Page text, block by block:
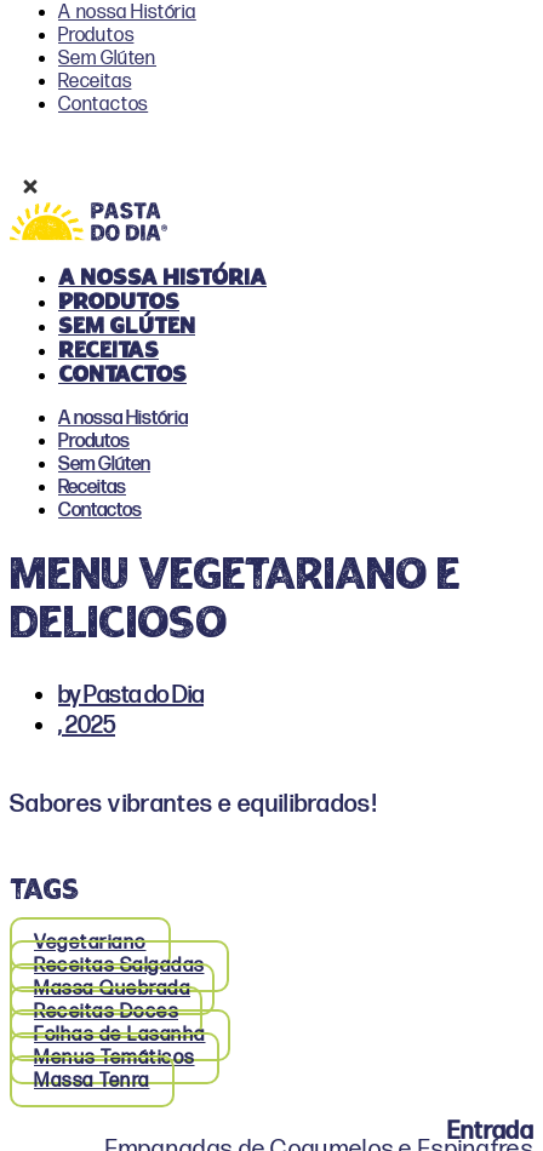
A nossa História
Produtos
Sem Glúten
Receitas
Contactos
A nossa História
Produtos
Sem Glúten
Receitas
Contactos
A nossa História
Produtos
Sem Glúten
Receitas
Contactos
MENU VEGETARIANO E
DELICIOSO
byPasta do Dia
,2025
Sabores vibrantes e equilibrados!
TAGS
Vegetariano
Receitas Salgadas
Massa Quebrada
Receitas Doces
Folhas de Lasanha
Menus Temáticos
Massa Tenra
Entrada